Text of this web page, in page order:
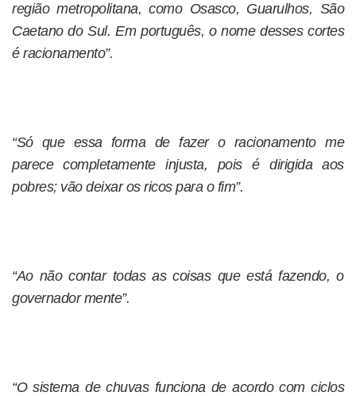
região metropolitana, como Osasco, Guarulhos, São
Caetano do Sul. Em português, o nome desses cortes
é racionamento”.
“Só que essa forma de fazer o racionamento me
parece completamente injusta, pois é dirigida aos
pobres; vão deixar os ricos para o fim”.
“Ao não contar todas as coisas que está fazendo, o
governador mente”.
“O sistema de chuvas funciona de acordo com ciclos